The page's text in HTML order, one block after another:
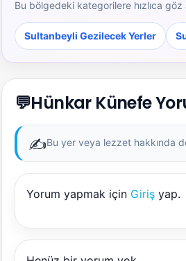
Bu bölgedeki kategorilere hızlıca göz
Sultanbeyli Gezilecek Yerler
💬Hünkar Künefe
✍️Bu yer veya lezzet hakkında
Yorum yapmak için Giriş yap.